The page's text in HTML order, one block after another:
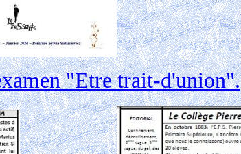
"Etre trait-d'union".